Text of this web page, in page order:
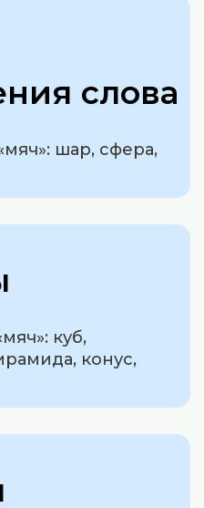
слова
шар, сфера,
куб,
конус,